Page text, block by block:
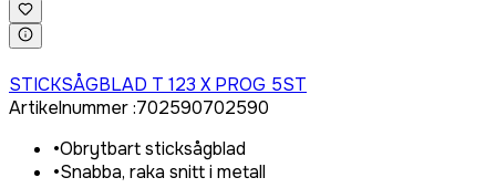
STICKSÅGBLAD T 123 X PROG 5ST
Artikelnummer:702590702590
•Obrytbart sticksågblad
•Snabba, raka snitt i metall